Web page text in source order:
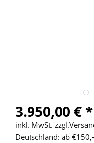
3.950,00 € *
inkl. MwSt.
Deutschland: ab